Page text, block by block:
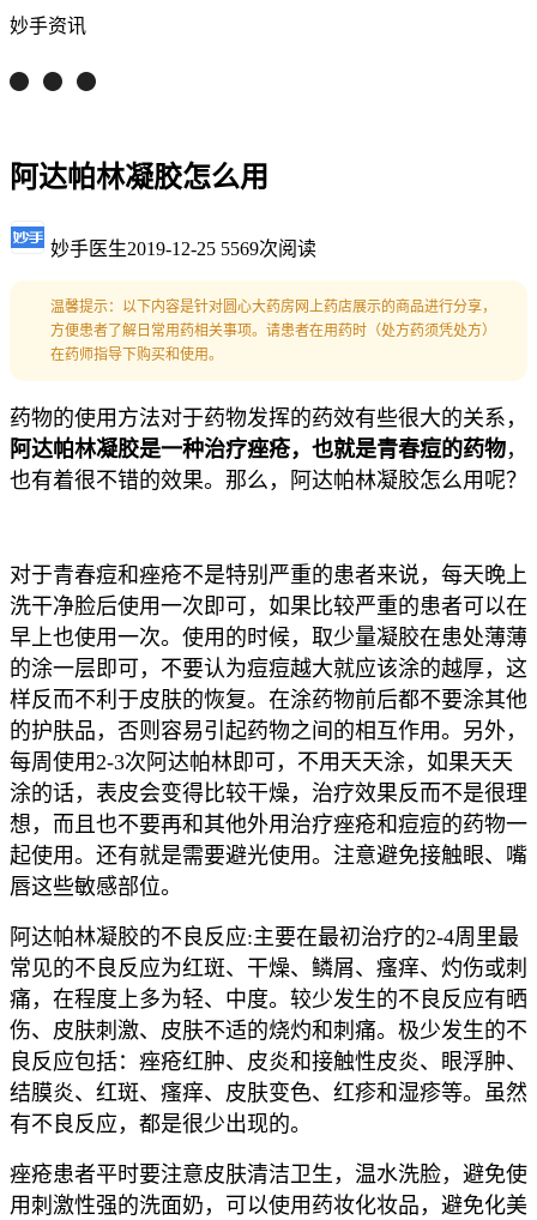
妙手资讯
阿达帕林凝胶怎么用
妙手医生2019-12-25 5569次阅读
温馨提示：以下内容是针对圆心大药房网上药店展示的商品进行分享，
方便患者了解日常用药相关事项。请患者在用药时（处方药须凭处方）
在药师指导下购买和使用。
药物的使用方法对于药物发挥的药效有些很大的关系，
阿达帕林凝胶是一种治疗痤疮，也就是青春痘的药物，
也有着很不错的效果。那么，阿达帕林凝胶怎么用呢？
对于青春痘和痤疮不是特别严重的患者来说，每天晚上
洗干净脸后使用一次即可，如果比较严重的患者可以在
早上也使用一次。使用的时候，取少量凝胶在患处薄薄
的涂一层即可，不要认为痘痘越大就应该涂的越厚，这
样反而不利于皮肤的恢复。在涂药物前后都不要涂其他
的护肤品，否则容易引起药物之间的相互作用。另外，
每周使用2-3次阿达帕林即可，不用天天涂，如果天天
涂的话，表皮会变得比较干燥，治疗效果反而不是很理
想，而且也不要再和其他外用治疗痤疮和痘痘的药物一
起使用。还有就是需要避光使用。注意避免接触眼、嘴
唇这些敏感部位。
阿达帕林凝胶的不良反应:主要在最初治疗的2-4周里最
常见的不良反应为红斑、干燥、鳞屑、瘙痒、灼伤或刺
痛，在程度上多为轻、中度。较少发生的不良反应有晒
伤、皮肤刺激、皮肤不适的烧灼和刺痛。极少发生的不
良反应包括：痤疮红肿、皮炎和接触性皮炎、眼浮肿、
结膜炎、红斑、瘙痒、皮肤变色、红疹和湿疹等。虽然
有不良反应，都是很少出现的。
痤疮患者平时要注意皮肤清洁卫生，温水洗脸，避免使
用刺激性强的洗面奶，可以使用药妆化妆品，避免化美